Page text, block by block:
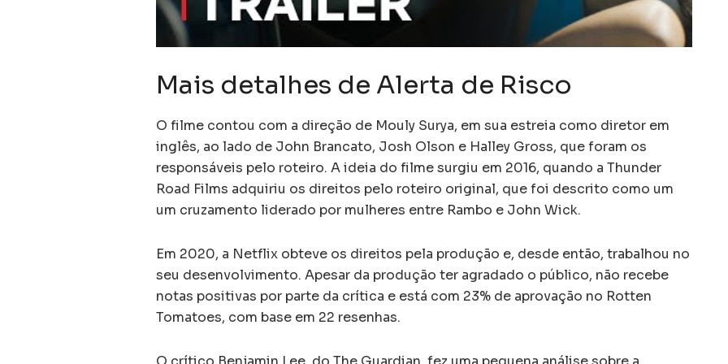
Mais detalhes de Alerta de Risco
O filme contou com a direção de Mouly Surya, em sua estreia como diretor em
inglês, ao lado de John Brancato, Josh Olson e Halley Gross, que foram os
responsáveis pelo roteiro. A ideia do filme surgiu em 2016, quando a Thunder
Road Films adquiriu os direitos pelo roteiro original, que foi descrito como um
um cruzamento liderado por mulheres entre Rambo e John Wick.
Em 2020, a Netflix obteve os direitos pela produção e, desde então, trabalhou no
seu desenvolvimento. Apesar da produção ter agradado o público, não recebe
notas positivas por parte da crítica e está com 23% de aprovação no Rotten
Tomatoes, com base em 22 resenhas.